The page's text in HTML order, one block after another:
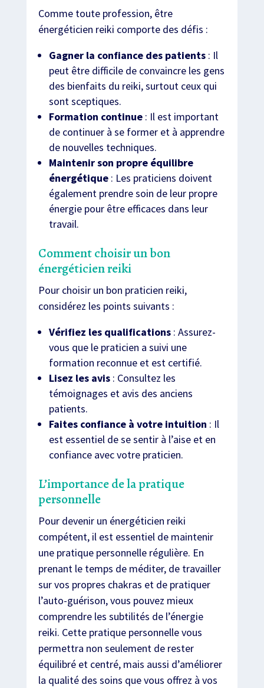
Comme toute profession, être
énergéticien reiki comporte des défis :
Gagner la confiance des patients: Il
peut être difficile de convaincre les gens
des bienfaits du reiki, surtout ceux qui
sont sceptiques.
Formation continue: Il est important
de continuer à se former et à apprendre
de nouvelles techniques.
Maintenir son propre équilibre
énergétique: Les praticiens doivent
également prendre soin de leur propre
énergie pour être efficaces dans leur
travail.
Comment choisir un bon
énergéticien reiki
Pour choisir un bon praticien reiki,
considérez les points suivants :
Vérifiez les qualifications: Assurez-
vous que le praticien a suivi une
formation reconnue et est certifié.
Lisez les avis: Consultez les
témoignages et avis des anciens
patients.
Faites confiance à votre intuition : Il
est essentiel de se sentir à l’aise et en
confiance avec votre praticien.
L’importance de la pratique
personnelle
Pour devenir un énergéticien reiki
compétent, il est essentiel de maintenir
une pratique personnelle régulière. En
prenant le temps de méditer, de travailler
sur vos propres chakras et de pratiquer
l’auto-guérison, vous pouvez mieux
comprendre les subtilités de l’énergie
reiki. Cette pratique personnelle vous
permettra non seulement de rester
équilibré et centré, mais aussi d’améliorer
la qualité des soins que vous offrez à vos